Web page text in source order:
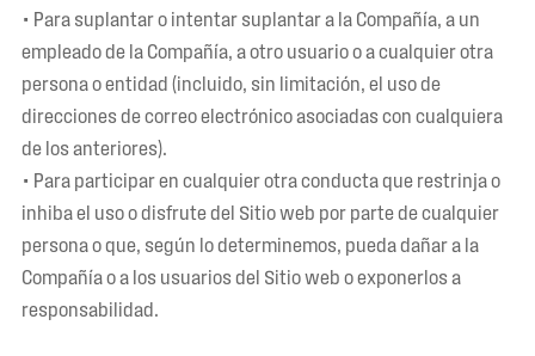
• Para suplantar o intentar suplantar a la Compañía, a un
empleado de la Compañía, a otro usuario o a cualquier otra
persona o entidad (incluido, sin limitación, el uso de
direcciones de correo electrónico asociadas con cualquiera
de los anteriores).
• Para participar en cualquier otra conducta que restrinja o
inhiba el uso o disfrute del Sitio web por parte de cualquier
persona o que, según lo determinemos, pueda dañar a la
Compañía o a los usuarios del Sitio web o exponerlos a
responsabilidad.